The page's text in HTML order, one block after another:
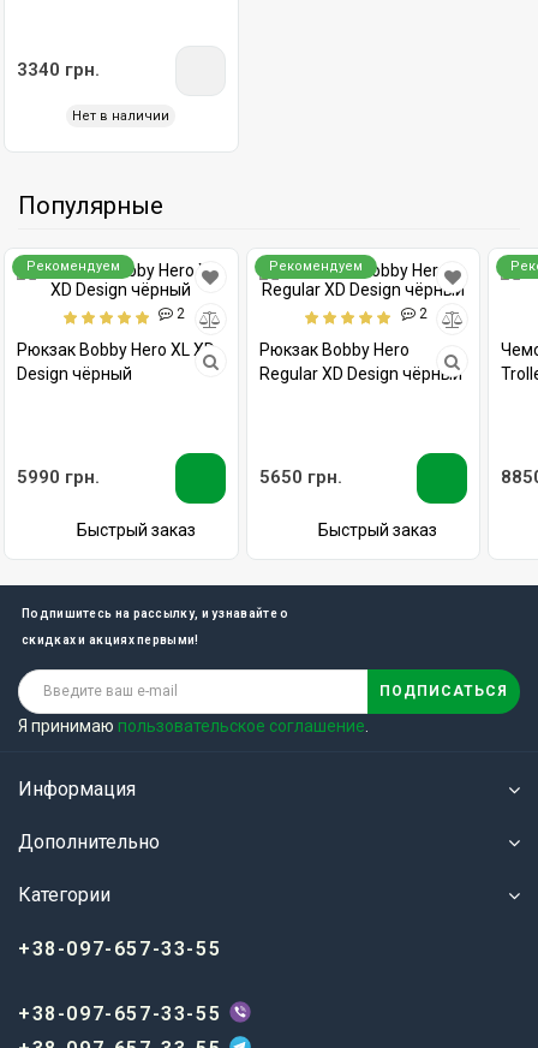
3340 грн.
Нет в наличии
Популярные
Рекомендуем
2
Рюкзак Bobby Hero XL XD
Design чёрный
5990 грн.
Быстрый заказ
Рекомендуем
2
Рюкзак Bobby Hero
Regular XD Design чёрный
5650 грн.
Быстрый заказ
Подпишитесь на рассылку, и узнавайте о
скидках и акциях первыми!
ПОДПИСАТЬСЯ
Я принимаю пользовательское соглашение
Информация
Дополнительно
Категории
+38-097-657-33-55
+38-097-657-33-55